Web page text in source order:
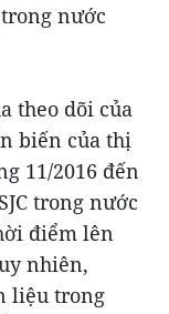
nước
theo dõi của
biến của thị
11/2016 đến
trong nước
điểm lên
nhiên,
liệu trong